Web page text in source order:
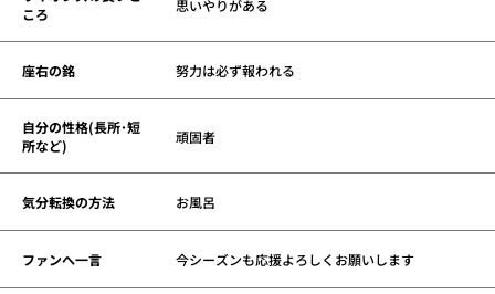
ころ
思いやりがある
座右の銘 努力は必ず報われる
自分の性格(長所･短
所など)
頑固者
気分転換の方法 お風呂
ファンへ一言 今シーズンも応援よろしくお願いします